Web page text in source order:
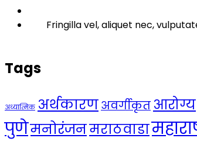
Fringilla vel, aliquet nec,
Tags
अध्यात्मिक अर्थकारणअवर्गीकृत आरोग्य
पुणेमनोरंजनमराठवाडा